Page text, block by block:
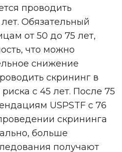
проводить
Обязательный
от 50 до 75 лет,
что можно
снижение
скрининг в
с 45 лет. После 75
USPSTF с 76
скрининга
больше
получают